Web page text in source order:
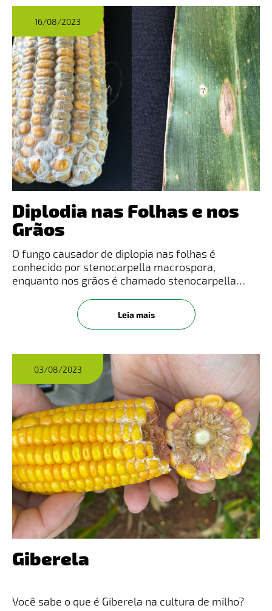
16/08/2023
Diplodia nas Folhas e nos
Grãos
O fungo causador de diplopia nas folhas é
conhecido por stenocarpella macrospora,
enquanto nos grãos é chamado stenocarpella
também possa ocorrer nos grãos. Os fungos
sobrevivem em restos culturais de milho por vá
Leia mais
03/08/2023
Giberela
Você sabe o que é Giberela na cultura de milho?